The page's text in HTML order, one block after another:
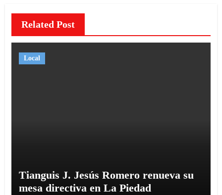
Related Post
Local
Tianguis J. Jesús Romero renueva su
mesa directiva en La Piedad